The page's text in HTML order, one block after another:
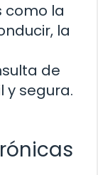
como la
la
de
y segura.